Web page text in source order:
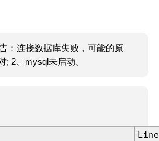
：连接数据库失败，可能的原
; 2、mysql未启动。
Line